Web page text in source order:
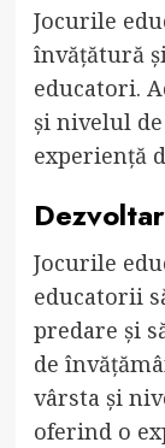
Jocurile
învățătură
educatori.
și nivelul
experiență
Jocurile
educatorii
predare și
de
vârsta și
oferind o